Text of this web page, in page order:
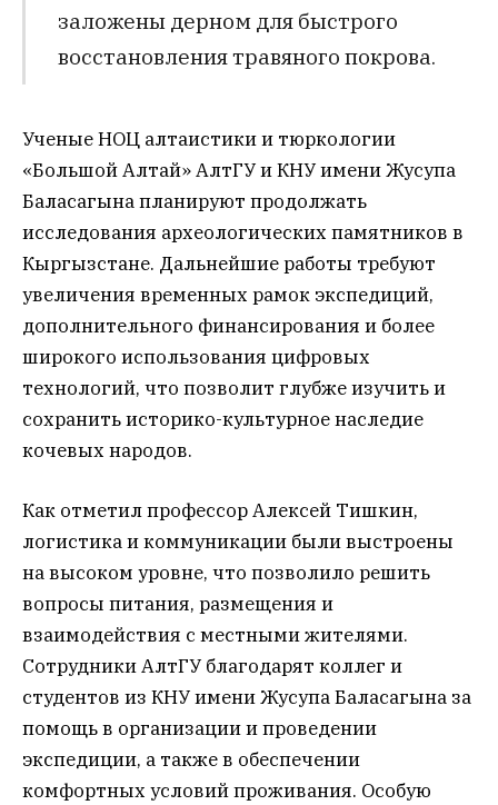
заложены дерном для быстрого
восстановления травяного покрова.
Ученые НОЦ алтаистики и тюркологии
«Большой Алтай» АлтГУ и КНУ имени Жусупа
Баласагына планируют продолжать
исследования археологических памятников в
Кыргызстане. Дальнейшие работы требуют
увеличения временных рамок экспедиций,
дополнительного финансирования и более
широкого использования цифровых
технологий, что позволит глубже изучить и
сохранить историко-культурное наследие
кочевых народов.
Как отметил профессор Алексей Тишкин,
логистика и коммуникации были выстроены
на высоком уровне, что позволило решить
вопросы питания, размещения и
взаимодействия с местными жителями.
Сотрудники АлтГУ благодарят коллег и
студентов из КНУ имени Жусупа Баласагына за
помощь в организации и проведении
экспедиции, а также в обеспечении
комфортных условий проживания. Особую